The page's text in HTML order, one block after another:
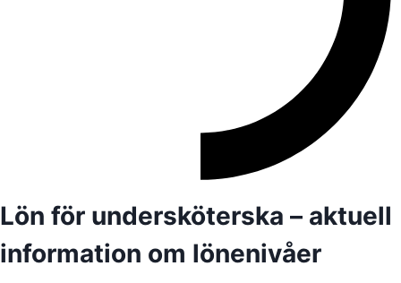
Lön för undersköterska – aktuell
information om lönenivåer